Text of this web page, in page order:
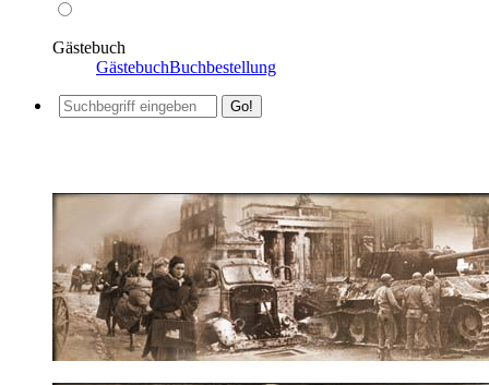
Gästebuch
GästebuchBuchbestellung